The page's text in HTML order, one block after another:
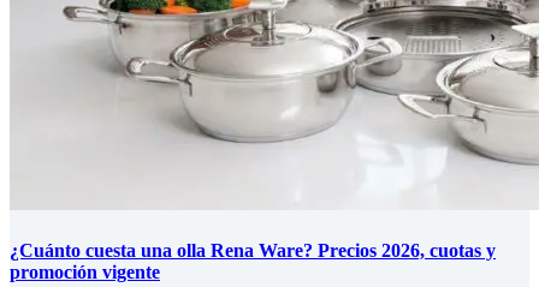
¿Cuánto cuesta una olla Rena Ware? Precios 2026, cuotas y
promoción vigente